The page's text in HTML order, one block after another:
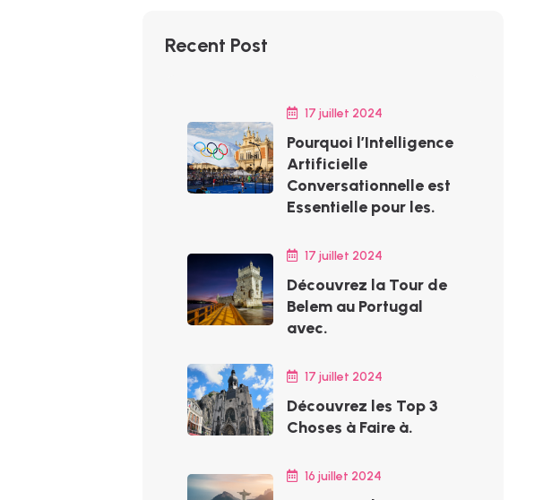
Recent Post
17 juillet 2024
Pourquoi l’Intelligence
Artificielle
Conversationnelle est
Essentielle pour les.
17 juillet 2024
Découvrez la Tour de
Belem au Portugal
avec.
17 juillet 2024
Découvrez les Top 3
Choses à Faire à.
16 juillet 2024